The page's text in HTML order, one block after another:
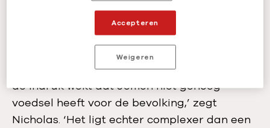
Ondervoeding is al jaren een probleem
Jemen. De oorlog, die al bijna 7 jaar duurt,
verergert de situatie. ‘Ondervoeding wordt
soms toegeschreven aan hongersnood, wat
de indruk wekt dat Jemen niet genoeg
voedsel heeft voor de bevolking,’ zegt
Nicholas. ‘Het ligt echter complexer dan een
Weigeren
Accepteren